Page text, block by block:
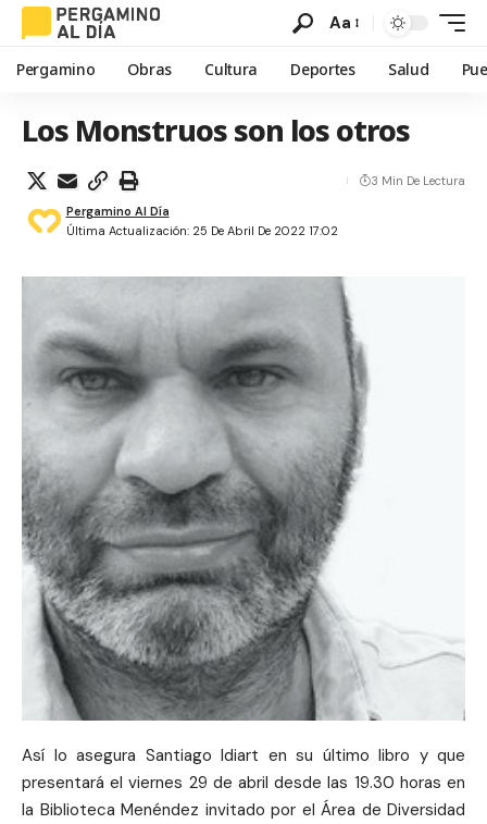
Aa
Pergamino Obras Cultura Deportes Salud
Los Monstruos son los otros
Última Actualización: 25 De Abril De 2022 17:02
Pergamino Al Día
3 Min De Lectura
Así lo asegura Santiago Idiart en su último libro y que
presentará el viernes 29 de abril desde las 19.30 horas en
la Biblioteca Menéndez invitado por el Área de Diversidad